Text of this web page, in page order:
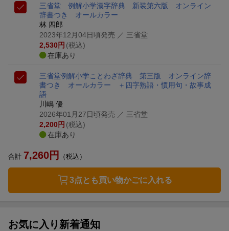
三省堂 例解小学漢字辞典 新装第六版 オンライン
辞書つき オールカラー
林 四郎
2023年12月04日頃発売 ／ 三省堂
2,530円 (税込)
在庫あり
三省堂例解小学ことわざ辞典 第三版 オンライン辞
書つき オールカラー ＋四字熟語・慣用句・故事成
語
川嶋 優
2026年01月27日頃発売 ／ 三省堂
2,200円 (税込)
在庫あり
合計 7,260円 （税込）
3点とも買い物かごに入れる
お気に入り新着通知